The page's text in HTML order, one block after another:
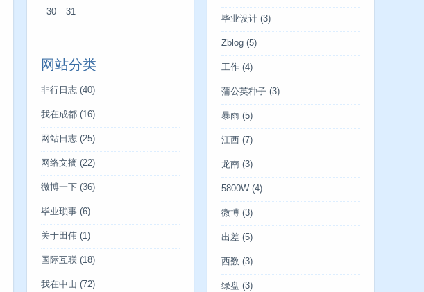
30 31
网站分类
非行日志 (40)
我在成都 (16)
网站日志 (25)
网络文摘 (22)
微博一下 (36)
毕业琐事 (6)
关于田伟 (1)
国际互联 (18)
我在中山 (72)
毕业设计 (3)
Zblog (5)
工作 (4)
蒲公英种子 (3)
暴雨 (5)
江西 (7)
龙南 (3)
5800W (4)
微博 (3)
出差 (5)
西数 (3)
绿盘 (3)